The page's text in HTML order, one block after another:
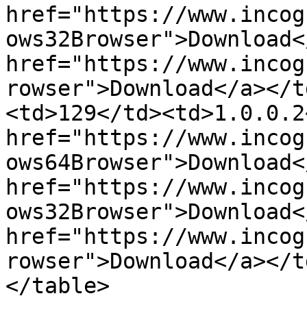
href="https://
href="https://
rowser">Download</
<td>129</
href="https://
href="https://
href="https://
rowser">Download</
</table>